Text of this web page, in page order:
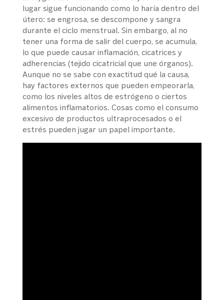
lugar sigue funcionando como lo haría dentro del
útero: se engrosa, se descompone y sangra
durante el ciclo menstrual. Sin embargo, al no
tener una forma de salir del cuerpo, se acumula,
lo que puede causar inflamación, cicatrices y
adherencias (tejido cicatricial que une órganos).
Aunque no se sabe con exactitud qué la causa,
hay factores externos que pueden empeorarla,
como los niveles altos de estrógeno o ciertos
alimentos inflamatorios. Cosas como el consumo
excesivo de productos ultraprocesados o el
estrés pueden jugar un papel importante.